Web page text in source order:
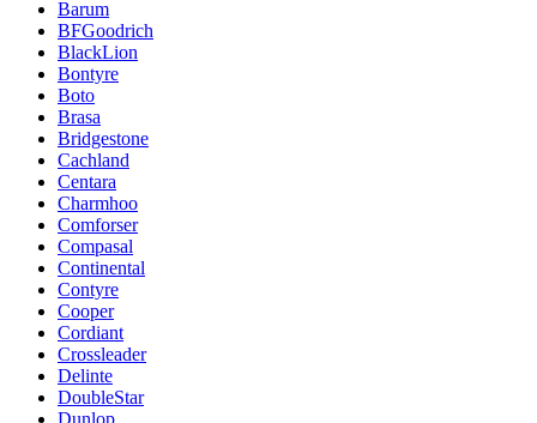
Barum
BFGoodrich
BlackLion
Bontyre
Boto
Brasa
Bridgestone
Cachland
Centara
Charmhoo
Comforser
Compasal
Continental
Contyre
Cooper
Cordiant
Crossleader
Delinte
DoubleStar
Dunlop